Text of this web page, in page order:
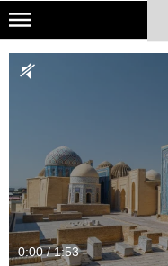
Skip
main
NATIONAL GEOGRAPHIC
Sklep
Newsletter
Cuda Polski
0:00 / 1:53